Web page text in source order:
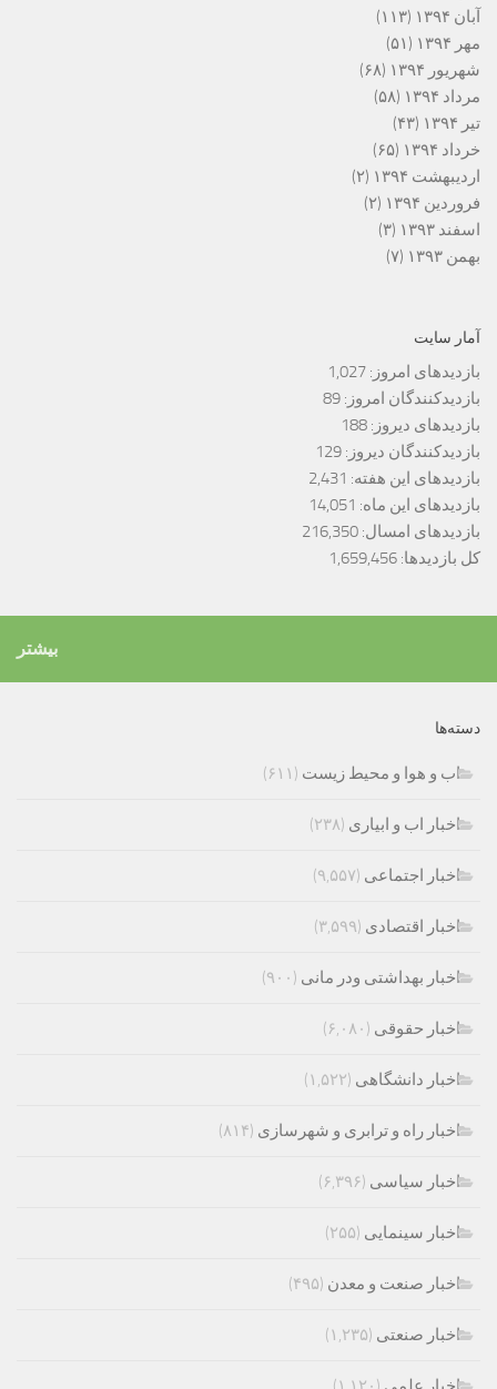
آبان ۱۳۹۴
(۱۱۳)
مهر ۱۳۹۴
(۵۱)
شهریور ۱۳۹۴
(۶۸)
مرداد ۱۳۹۴
(۵۸)
تیر ۱۳۹۴
(۴۳)
خرداد ۱۳۹۴
(۶۵)
اردیبهشت ۱۳۹۴
(۲)
فروردین ۱۳۹۴
(۲)
اسفند ۱۳۹۳
(۳)
بهمن ۱۳۹۳
(۷)
آمار سایت
بازدیدهای امروز: 1,027
بازدیدکنندگان امروز: 89
بازدیدهای دیروز: 188
بازدیدکنندگان دیروز: 129
بازدیدهای این هفته: 2,431
بازدیدهای این ماه: 14,051
بازدیدهای امسال: 216,350
کل بازدیدها: 1,659,456
بیشتر
دسته‌ها
اب و هوا و محیط زیست (۶۱۱)
اخبار اب و ابیاری (۲۳۸)
اخبار اجتماعی (۹,۵۵۷)
اخبار اقتصادی (۳,۵۹۹)
اخبار بهداشتی ودر مانی (۹۰۰)
اخبار حقوقی (۶,۰۸۰)
اخبار دانشگاهی (۱,۵۲۲)
اخبار راه و ترابری و شهرسازی (۸۱۴)
اخبار سیاسی (۶,۳۹۶)
اخبار سینمایی (۲۵۵)
اخبار صنعت و معدن (۴۹۵)
اخبار صنعتی (۱,۲۳۵)